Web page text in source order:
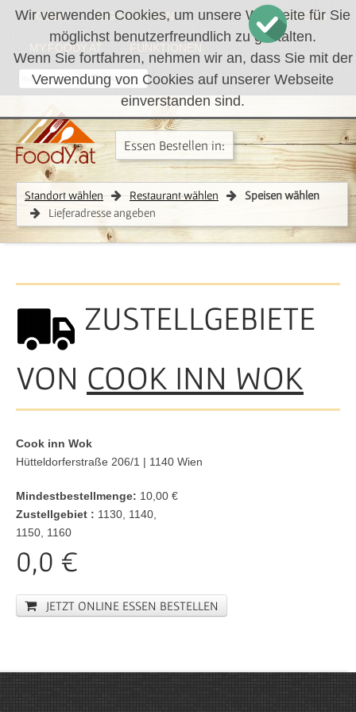
Wir verwenden Cookies, um unsere Webseite für Sie
möglichst benutzerfreundlich zu gestalten.
Wenn Sie fortfahren, nehmen wir an, dass Sie mit der
Verwendung von Cookies auf unserer Webseite
einverstanden sind.
LOGIN REGISTRIEREN WARENKORB
MY.FOODY.AT FUNKTIONEN
RÜCKRUF
Standort wählen Restaurant wählen
Speisen wählen
Lieferadresse angeben
Essen Bestellen in:
ZUSTELLGEBIETE
VON COOK INN WOK
Cook inn Wok
Hütteldorferstraße 206/1 | 1140 Wien
Mindestbestellmenge: 10,00 €
Zustellgebiet : 1130, 1140,
1150, 1160
0,0 €
JETZT ONLINE ESSEN BESTELLEN